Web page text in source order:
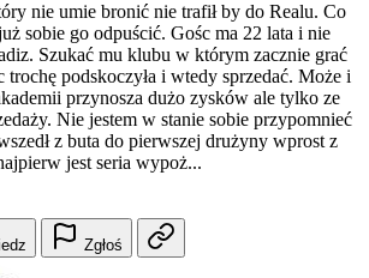
nie umie bronić nie trafił by do Realu. Co
sobie go odpuścić. Gośc ma 22 lata i nie
Szukać mu klubu w którym zacznie grać
trochę podskoczyła i wtedy sprzedać. Może i
przynosza dużo zysków ale tylko ze
Nie jestem w stanie sobie przypomnieć
z buta do pierwszej drużyny wprost z
jest seria wypoż...
Zgłoś